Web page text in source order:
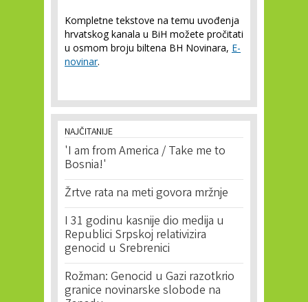
Kompletne tekstove na temu uvođenja
hrvatskog kanala u BiH možete pročitati
u osmom broju biltena BH Novinara, E-
novinar.
NAJČITANIJE
'I am from America / Take me to
Bosnia!'
Žrtve rata na meti govora mržnje
I 31 godinu kasnije dio medija u
Republici Srpskoj relativizira
genocid u Srebrenici
Rožman: Genocid u Gazi razotkrio
granice novinarske slobode na